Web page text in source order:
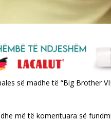
së madhe të “Big Brother
më të komentuara së